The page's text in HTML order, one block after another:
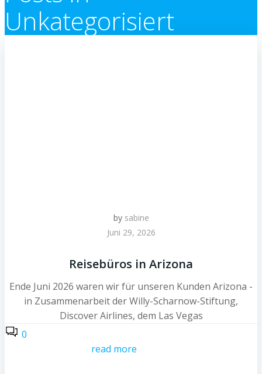
Unkategorisiert
by sabine
Juni 29, 2026
Reisebüros in Arizona
Ende Juni 2026 waren wir für unseren Kunden Arizona -
in Zusammenarbeit der Willy-Scharnow-Stiftung,
Discover Airlines, dem Las Vegas
0
read more